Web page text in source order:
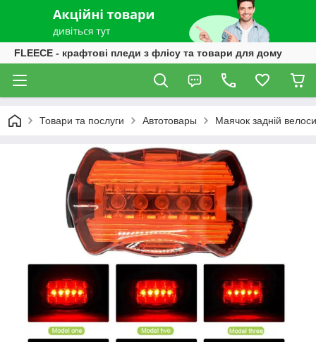
FLEECE - крафтові пледи з флісу та товари для дому
Товари та послуги Автотовары Маячок задній